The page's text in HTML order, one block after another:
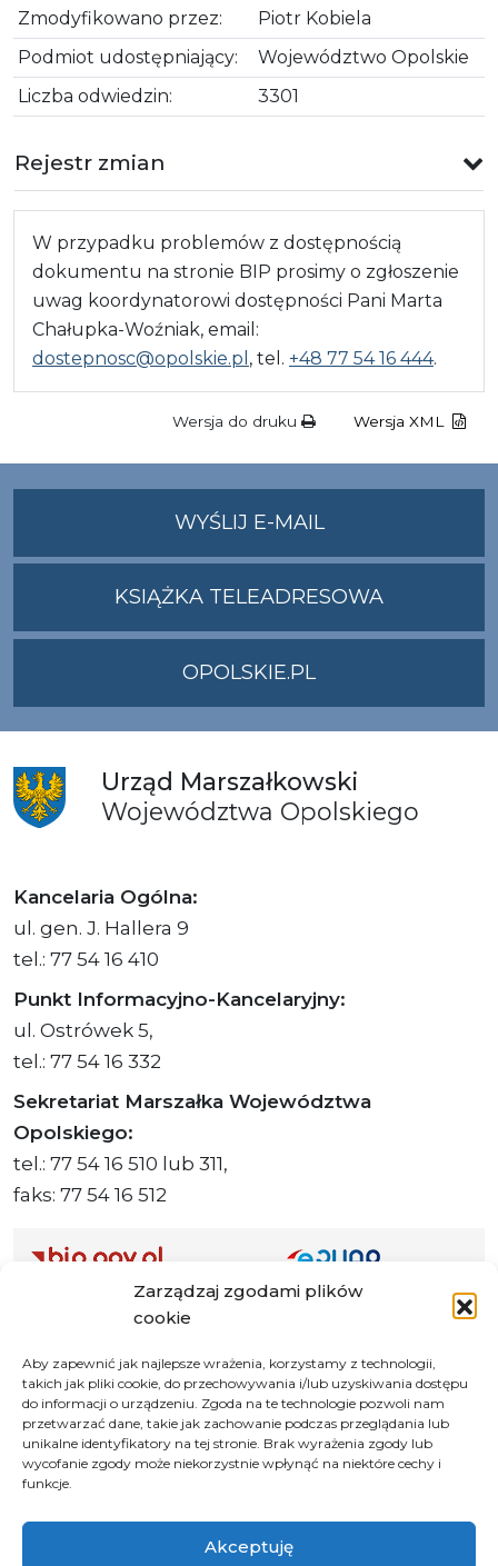
Zarządzaj zgodami plików
cookie
Aby zapewnić jak najlepsze wrażenia, korzystamy z technologii,
takich jak pliki cookie, do przechowywania i/lub uzyskiwania dostępu
do informacji o urządzeniu. Zgoda na te technologie pozwoli nam
przetwarzać dane, takie jak zachowanie podczas przeglądania lub
unikalne identyfikatory na tej stronie. Brak wyrażenia zgody lub
wycofanie zgody może niekorzystnie wpłynąć na niektóre cechy i
funkcje.
Akceptuję
Zmodyfikowano przez:
Piotr Kobiela
Podmiot udostępniający:
Województwo Opolskie
Liczba odwiedzin:
3301
Rejestr zmian
W przypadku problemów z dostępnością
dokumentu na stronie BIP prosimy o zgłoszenie
uwag koordynatorowi dostępności Pani Marta
Chałupka-Woźniak, email:
dostepnosc@opolskie.pl , tel. +48 77 54 16 444.
Wersja do druku Wersja XML
WYŚLIJ E-MAILNA
ADRES
KSIĄŻKA TELEADRESOWA
OPOLSKIE.PL
Urząd Marszałkowski
Województwa Opolskiego
Kancelaria Ogólna:
ul. gen. J. Hallera 9
tel.: 77 54 16 410
Punkt Informacyjno-Kancelaryjny:
ul. Ostrówek 5,
tel.: 77 54 16 332
Sekretariat Marszałka Województwa
Opolskiego:
tel.: 77 54 16 510 lub 311,
faks: 77 54 16 512
Adres ePUAP Urzędu: /q877fxtk55/SkrytkaESP
Urzędu: AE:PL-66703-73759-IGTUV-14
Polityka prywatności
Klauzula informacyjna RODO
Deklaracja dostępności